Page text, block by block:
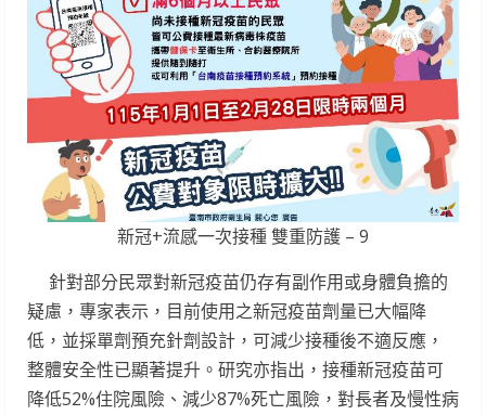
新冠+流感一次接種 雙重防護 – 9
針對部分民眾對新冠疫苗仍存有副作用或身體負擔的
疑慮，專家表示，目前使用之新冠疫苗劑量已大幅降
低，並採單劑預充針劑設計，可減少接種後不適反應，
整體安全性已顯著提升。研究亦指出，接種新冠疫苗可
降低52%住院風險、減少87%死亡風險，對長者及慢性病